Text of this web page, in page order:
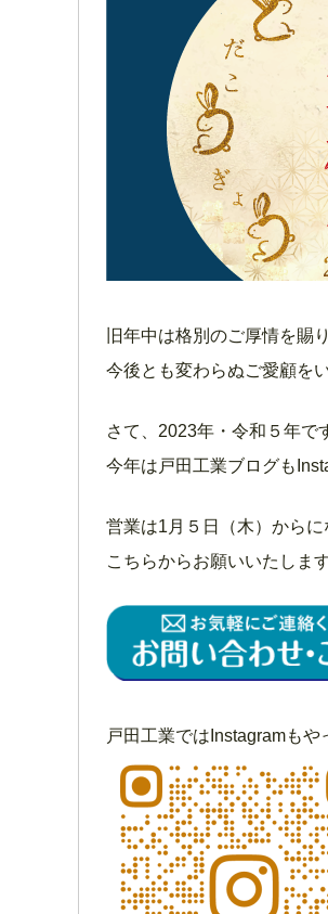
旧年中は格別のご厚情を賜
今後とも変わらぬご愛顧を
さて、2023年・令和５年で
今年は戸田工業ブログも
営業は1月５日（木）から
こちらからお願いいたします
戸田工業ではInstagramもや